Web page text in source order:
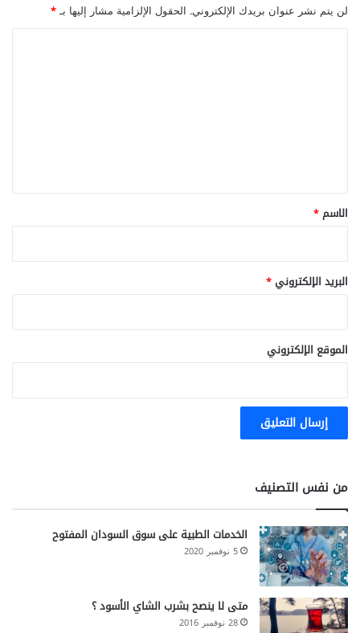
لن يتم نشر عنوان بريدك الإلكتروني. الحقول الإلزامية مشار إليها بـ*
*
الاسم*
البريد الإلكتروني*
الموقع الإلكتروني
من نفس التصنيف
الخدمات الطبية على سوق السودان المفتوح
5 نوفمبر 2020
متى لا ينصح بشرب الشاي الأسود ؟
28 نوفمبر 2016